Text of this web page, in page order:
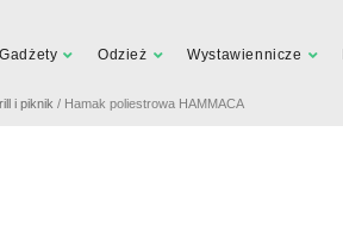
Gadżety Odzież Wystawiennicze
i piknik / Hamak poliestrowa HAMMACA